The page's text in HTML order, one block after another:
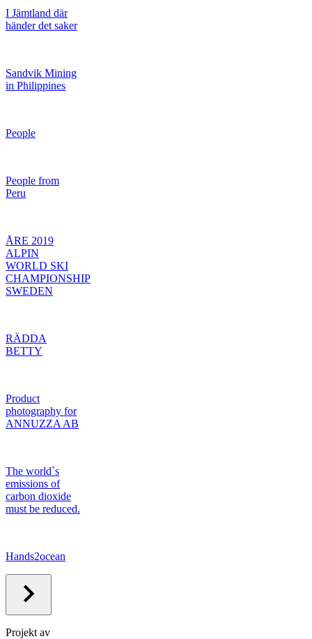
I Jämtland där
händer det saker
Sandvik Mining
in Philippines
People
People from
Peru
ÅRE 2019
ALPIN
WORLD SKI
CHAMPIONSHIP
SWEDEN
RÄDDA
BETTY
Product
photography for
ANNUZZA AB
The world`s
emissions of
carbon dioxide
must be reduced.
Hands2ocean
Projekt av